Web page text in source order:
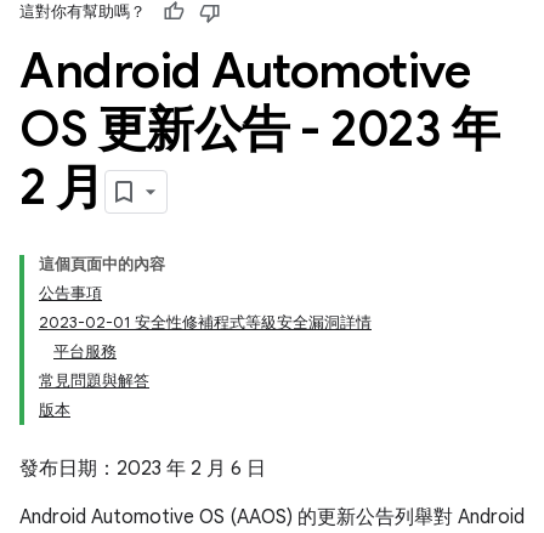
這對你有幫助嗎？
Android Automotive
OS 更新公告 - 2023 年
2 月
這個頁面中的內容
公告事項
2023-02-01 安全性修補程式等級安全漏洞詳情
平台服務
常見問題與解答
版本
發布日期：2023 年 2 月 6 日
Android Automotive OS (AAOS) 的更新公告列舉對 Android